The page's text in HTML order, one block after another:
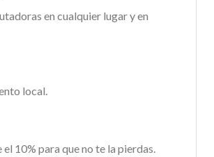
en cualquier lugar y en
local.
10% para que no te la pierdas.